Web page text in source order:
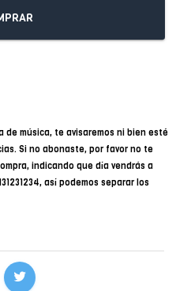
música, te avisaremos ni bien esté
Si no abonaste, por favor no te
indicando que día vendrás a
así podemos separar los